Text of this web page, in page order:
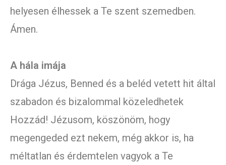
helyesen élhessek a Te szent szemedben.
Ámen.
A hála imája
Drága Jézus, Benned és a beléd vetett hit által
szabadon és bizalommal közeledhetek
Hozzád! Jézusom, köszönöm, hogy
megengeded ezt nekem, még akkor is, ha
méltatlan és érdemtelen vagyok a Te